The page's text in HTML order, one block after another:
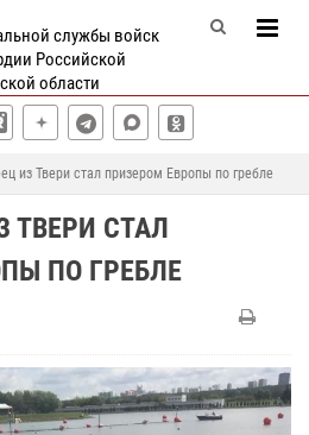
службы войск
Российской
области
из Твери стал призером Европы по гребле
ТВЕРИ СТАЛ
ПО ГРЕБЛЕ